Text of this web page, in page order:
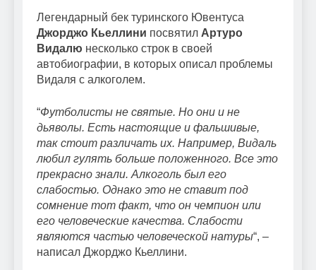
Легендарный бек туринского Ювентуса
Джорджо Кьеллини посвятил Артуро
Видалю несколько строк в своей
автобиографии, в которых описал проблемы
Видаля с алкоголем.
“Футболисты не святые. Но они и не
дьяволы. Есть настоящие и фальшивые,
так стоит различать их. Например, Видаль
любил гулять больше положенного. Все это
прекрасно знали. Алкоголь был его
слабостью. Однако это не ставит под
сомнение тот факт, что он чемпион или
его человеческие качества. Слабости
являются частью человеческой натуры“, –
написал Джорджо Кьеллини.